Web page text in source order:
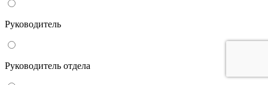
Руководитель
Руководитель отдела